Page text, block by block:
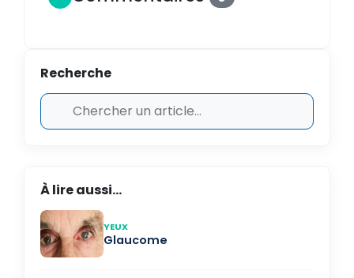
Recherche
À lire aussi...
YEUX
Glaucome